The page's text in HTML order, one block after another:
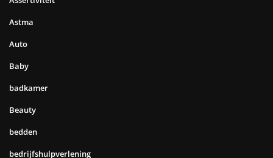
Astma
Auto
Baby
badkamer
Beauty
bedden
bedrijfshulpverlening